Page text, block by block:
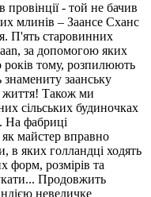
- той не бачив
млинів – Заансе Сханс
П'ять старовинних
за допомогою яких
років тому, розпилюють
заанську
життя! Також ми
сільських будиночках
На фабриці
майстер вправно
в яких голландці ходять
форм, розмірів та
Продовжить
невеличке